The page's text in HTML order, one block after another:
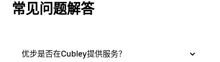
常见问题解答
优步是否在Cubley提供服务？